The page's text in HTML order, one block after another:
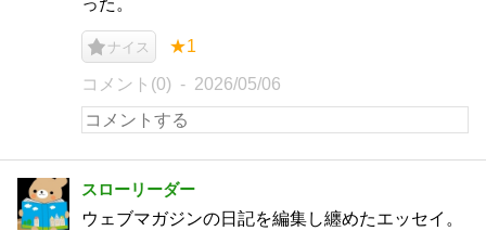
った。
ナイス ★1
コメント(0) 2026/05/06
スローリーダー
ウェブマガジンの日記を編集し纏めたエッセイ。